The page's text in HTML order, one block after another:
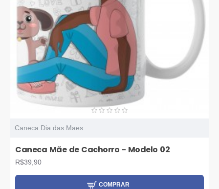
Caneca Dia das Maes
Caneca Mãe de Cachorro - Modelo 02
R$39,90
COMPRAR